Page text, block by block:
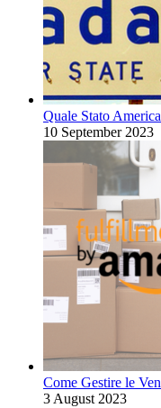
Quale Stato
10 September 2023
Come Gestire le
3 August 2023